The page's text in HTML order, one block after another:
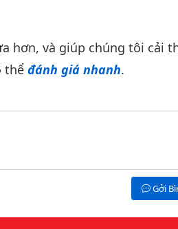
hơn, và giúp chúng tôi cải
thể đánh giá nhanh.
Gởi